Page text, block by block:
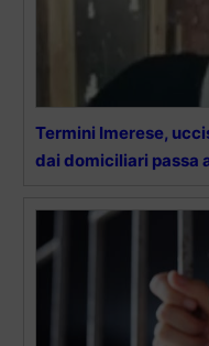
Termini Imerese,
dai domiciliari passa